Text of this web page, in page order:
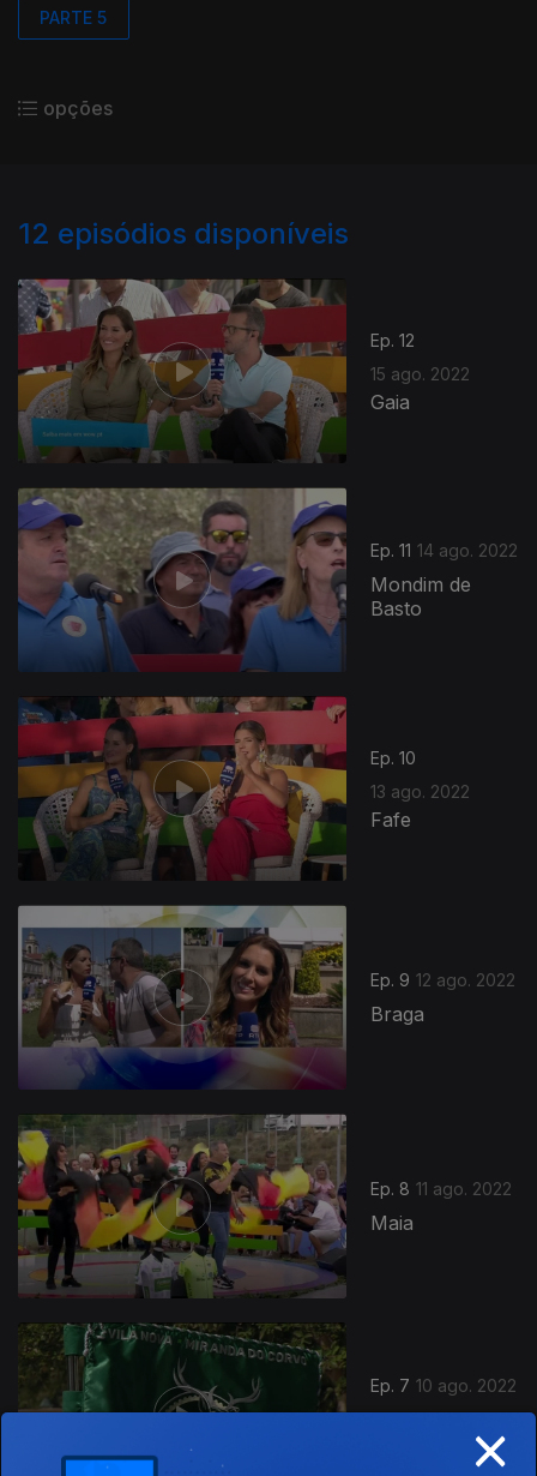
PARTE 5
opções
12 episódios disponíveis
Ep. 12
15 ago. 2022
Gaia
Ep. 11 14 ago. 2022
Mondim de
Basto
Ep. 10
13 ago. 2022
Fafe
Ep. 9 12 ago. 2022
Braga
Ep. 8 11 ago. 2022
Maia
Ep. 7 10 ago. 2022
Miranda do×